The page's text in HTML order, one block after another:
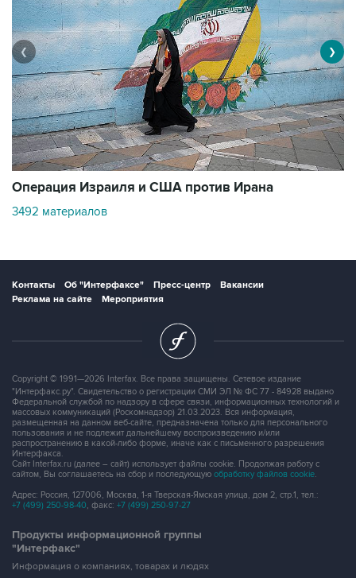
Операция Израиля и США против Ирана
3492 материалов
❮ ❯
Контакты Об "Интерфаксе" Пресс-центр
Вакансии
Реклама на сайте
Мероприятия
Copyright © 1991—2026 Interfax. Все права защищены. Сетевое издание
"Интерфакс.ру". Свидетельство о регистрации СМИ ЭЛ № ФС 77 - 84928 выдано
Федеральной службой по надзору в сфере связи, информационных технологий и
массовых коммуникаций (Роскомнадзор) 21.03.2023. Вся информация,
размещенная на данном веб-сайте, предназначена только для персонального
пользования и не подлежит дальнейшему воспроизведению и/или
распространению в какой-либо форме, иначе как с письменного разрешения
Интерфакса.
Сайт Interfax.ru (далее – сайт) использует файлы cookie. Продолжая работу с
сайтом, Вы соглашаетесь на сбор и последующую обработку файлов cookie.
Адрес: Россия, 127006, Москва, 1-я Тверская-Ямская улица, дом 2, стр.1, тел.:
+7 (499) 250-98-40, факс: +7 (499) 250-97-27
Продукты информационной группы
"Интерфакс"
Информация о компаниях, товарах и людях